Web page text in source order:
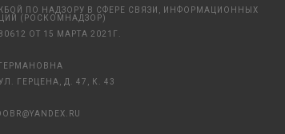
ПО НАДЗОРУ В СФЕРЕ СВЯЗИ, ИНФОРМАЦИОННЫХ
(РОСКОМНАДЗОР)
ОТ 15 МАРТА 2021Г.
ГЕРЦЕНА, Д. 47, К. 43